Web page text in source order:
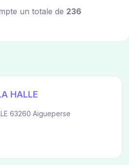
un totale de 236
HALLE
63260 Aigueperse